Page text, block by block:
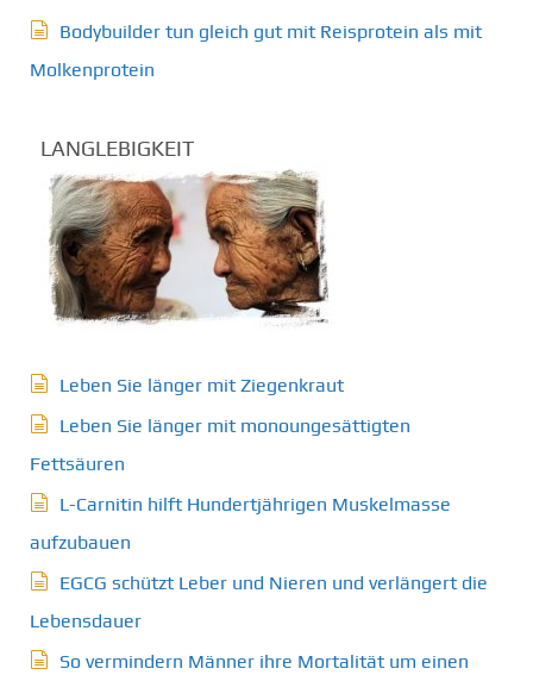
Bodybuilder tun gleich gut mit Reisprotein als mit
Molkenprotein
LANGLEBIGKEIT
Leben Sie länger mit Ziegenkraut
Leben Sie länger mit monoungesättigten
Fettsäuren
L-Carnitin hilft Hundertjährigen Muskelmasse
aufzubauen
EGCG schützt Leber und Nieren und verlängert die
Lebensdauer
So vermindern Männer ihre Mortalität um einen